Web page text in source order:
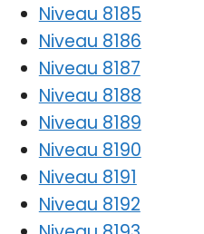
Niveau 8185
Niveau 8186
Niveau 8187
Niveau 8188
Niveau 8189
Niveau 8190
Niveau 8191
Niveau 8192